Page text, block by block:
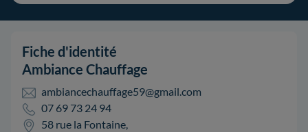
Fiche d'identité
Ambiance Chauffage
ambiancechauffage59@gmail.com
07 69 73 24 94
58 rue la Fontaine,